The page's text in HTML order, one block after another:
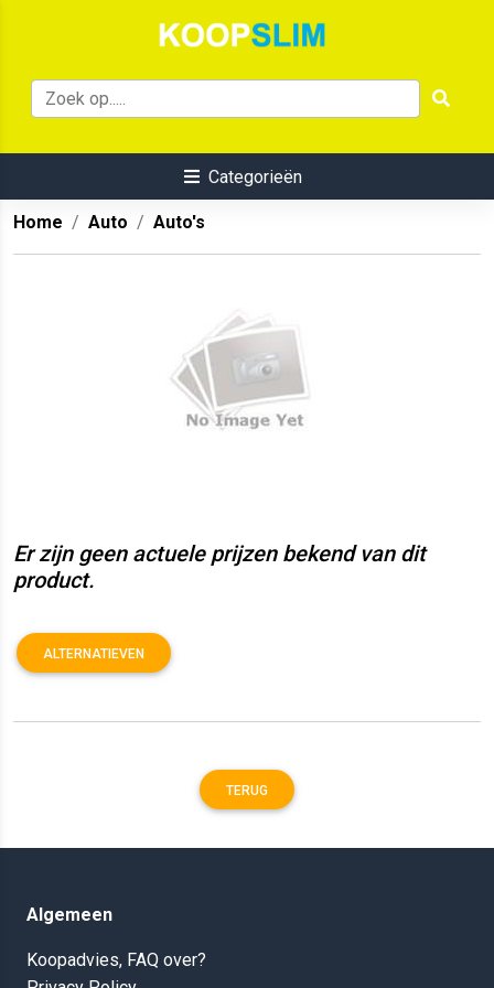
Categorieën
Home Auto Auto's
Er zijn geen actuele prijzen bekend van dit
product.
ALTERNATIEVEN
TERUG
Algemeen
Koopadvies, FAQ over?